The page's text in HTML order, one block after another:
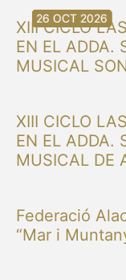
XIII CICLO
EN EL ADDA.
MUSICAL
30 AUG 2026
XIII CICLO
EN EL ADDA.
MUSICAL DE
30 AUG 2026
Federació
“Mar i
13 SEP 2026
20 SEP 2026
20 SEP 2026
26 SEP 2026
03 OCT 2026
16 OCT 2026
26 OCT 2026